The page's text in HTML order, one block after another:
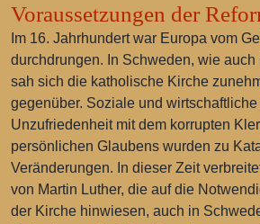
Voraussetzungen der
Im 16. Jahrhundert war Europa vom
durchdrungen. In Schweden, wie
sah sich die katholische Kirche
gegenüber. Soziale und
Unzufriedenheit mit dem korrupten
persönlichen Glaubens wurden zu
Veränderungen. In dieser Zeit
von Martin Luther, die auf die
der Kirche hinwiesen, auch in